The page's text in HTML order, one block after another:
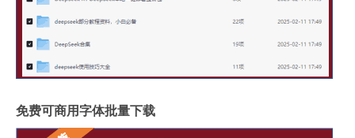
免费可商用字体批量下载